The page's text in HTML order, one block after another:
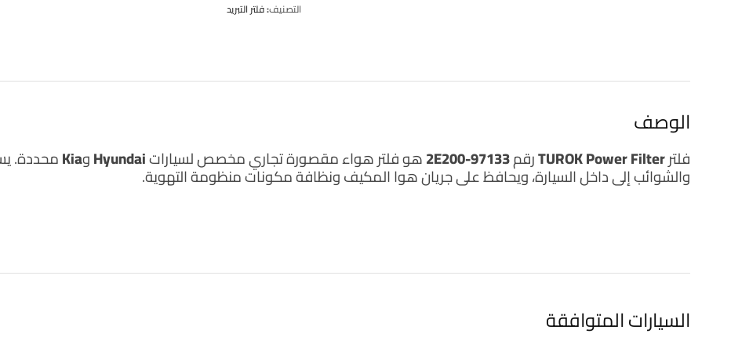
التصنيف:فلتر التبريد
الوصف
فلترTUROK Power Filter رقم 97133-2E200 هو فلتر هواء مقصورة تجاري مخصص لسياراتHyundai وKia محددة.
والشوائب إلى داخل السيارة، ويحافظ على جريان هوا المكيف ونظافة مكونات منظومة التهوية.
السيارات المتوافقة